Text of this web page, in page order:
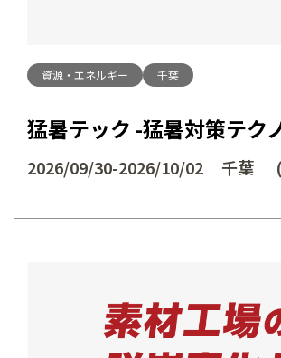
資源・エネルギー 千葉
猛暑テック -猛暑対策テク
2026/09/30-2026/10/02 千葉 (